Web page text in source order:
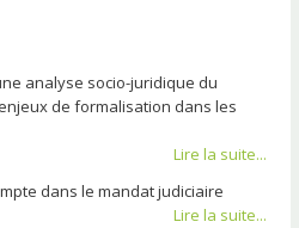
analyse socio-juridique du
de formalisation dans les
Lire la suite...
dans le mandat judiciaire
Lire la suite...